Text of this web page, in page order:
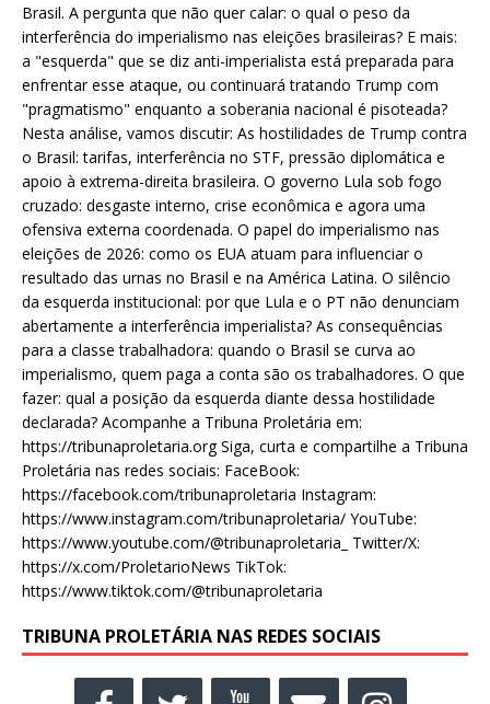
Brasil. A pergunta que não quer calar: o qual o peso da
interferência do imperialismo nas eleições brasileiras? E mais:
a "esquerda" que se diz anti-imperialista está preparada para
enfrentar esse ataque, ou continuará tratando Trump com
"pragmatismo" enquanto a soberania nacional é pisoteada?
Nesta análise, vamos discutir: As hostilidades de Trump contra
o Brasil: tarifas, interferência no STF, pressão diplomática e
apoio à extrema-direita brasileira. O governo Lula sob fogo
cruzado: desgaste interno, crise econômica e agora uma
ofensiva externa coordenada. O papel do imperialismo nas
eleições de 2026: como os EUA atuam para influenciar o
resultado das urnas no Brasil e na América Latina. O silêncio
da esquerda institucional: por que Lula e o PT não denunciam
abertamente a interferência imperialista? As consequências
para a classe trabalhadora: quando o Brasil se curva ao
imperialismo, quem paga a conta são os trabalhadores. O que
fazer: qual a posição da esquerda diante dessa hostilidade
declarada? Acompanhe a Tribuna Proletária em:
https://tribunaproletaria.org Siga, curta e compartilhe a Tribuna
Proletária nas redes sociais: FaceBook:
https://facebook.com/tribunaproletaria Instagram:
https://www.instagram.com/tribunaproletaria/ YouTube:
https://www.youtube.com/@tribunaproletaria_ Twitter/X:
https://x.com/ProletarioNews TikTok:
https://www.tiktok.com/@tribunaproletaria
TRIBUNA PROLETÁRIA NAS REDES SOCIAIS